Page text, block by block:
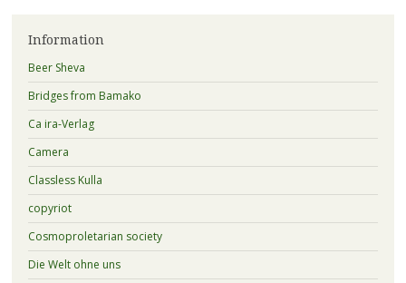
Information
Beer Sheva
Bridges from Bamako
Ca ira-Verlag
Camera
Classless Kulla
copyriot
Cosmoproletarian society
Die Welt ohne uns